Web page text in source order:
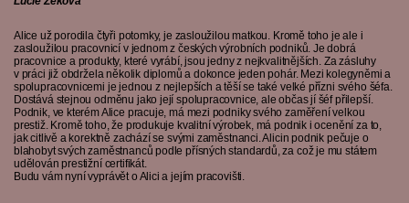
Alice už porodila čtyři potomky, je zasloužilou matkou. Kromě toho je ale i
zasloužilou pracovnicí v jednom z českých výrobních podniků. Je dobrá
pracovnice a produkty, které vyrábí, jsou jedny z nejkvalitnějších. Za zásluhy
v práci již obdržela několik diplomů a dokonce jeden pohár. Mezi kolegyněmi a
spolupracovnicemi je jednou z nejlepších a těší se také velké přízni svého šéfa.
Dostává stejnou odměnu jako její spolupracovnice, ale občas jí šéf přilepší.
Podnik, ve kterém Alice pracuje, má mezi podniky svého zaměření velkou
prestiž. Kromě toho, že produkuje kvalitní výrobek, má podnik i ocenění za to,
jak citlivě a korektně zachází se svými zaměstnanci. Alicin podnik pečuje o
blahobyt svých zaměstnanců podle přísných standardů, za což je mu státem
udělován prestižní certifikát.
Budu vám nyní vyprávět o Alici a jejím pracovišti.